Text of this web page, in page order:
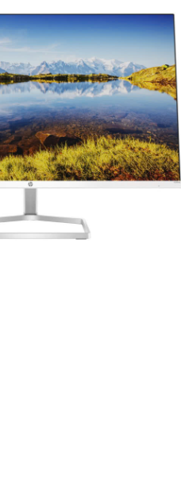
Liên hệ
GIGABYTE G593-ZD1
(rev. AAX1)